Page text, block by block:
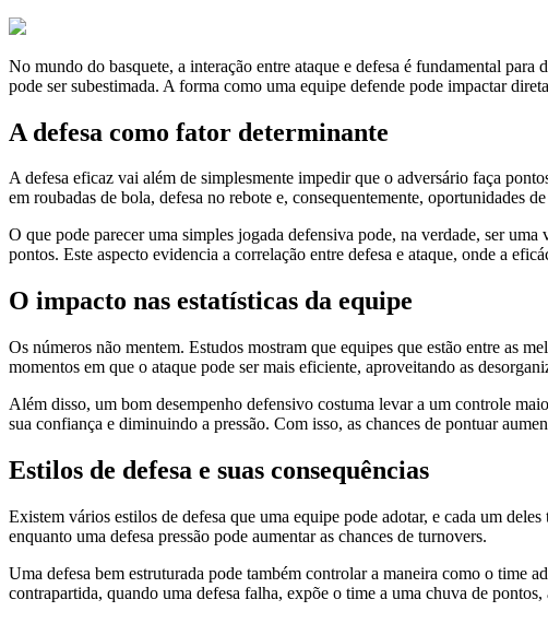
No mundo do basquete, a interação entre ataque e defesa é fundamental
pode ser subestimada. A forma como uma equipe defende pode impactar
A defesa como fator determinante
A defesa eficaz vai além de simplesmente impedir que o adversário faça
em roubadas de bola, defesa no rebote e, consequentemente, oportunidades
O que pode parecer uma simples jogada defensiva pode, na verdade, ser
pontos. Este aspecto evidencia a correlação entre defesa e ataque, onde a
O impacto nas estatísticas da equipe
Os números não mentem. Estudos mostram que equipes que estão entre as
momentos em que o ataque pode ser mais eficiente, aproveitando as
Além disso, um bom desempenho defensivo costuma levar a um controle
sua confiança e diminuindo a pressão. Com isso, as chances de pontuar
Estilos de defesa e suas consequências
Existem vários estilos de defesa que uma equipe pode adotar, e cada um
enquanto uma defesa pressão pode aumentar as chances de turnovers.
Uma defesa bem estruturada pode também controlar a maneira como o time
contrapartida, quando uma defesa falha, expõe o time a uma chuva de